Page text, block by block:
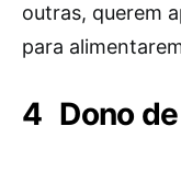
outras, querem
para
Dono